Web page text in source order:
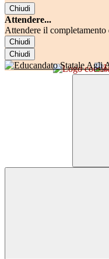
Chiudi
Attendere...
Attendere il completamento
Chiudi
Chiudi